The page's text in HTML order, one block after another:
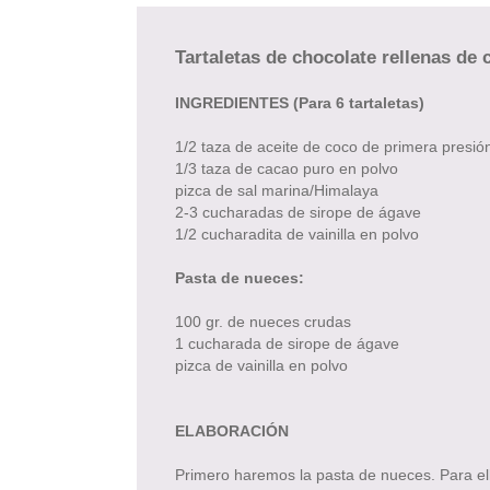
Tartaletas de chocolate rellenas de
INGREDIENTES (Para 6 tartaletas)
1/2 taza de aceite de coco de primera
1/3 taza de cacao puro en polvo
pizca de sal marina/Himalaya
2-3 cucharadas de sirope de ágave
1/2 cucharadita de vainilla en polvo
Pasta de nueces:
100 gr. de nueces crudas
1 cucharada de sirope de ágave
pizca de vainilla en polvo
ELABORACIÓN
Primero haremos la pasta de nueces. Para